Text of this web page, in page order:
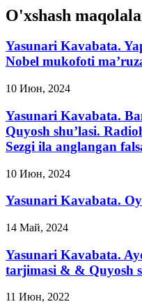
O'xshash
Yasunari Kavabata.
Nobel mukofoti
10 Июн, 2024
Yasunari Kavabata.
Quyosh shu’lasi.
Sezgi ila anglangan
10 Июн, 2024
Yasunari Kavabata.
14 Май, 2024
Yasunari Kavabata.
tarjimasi & & Quyosh
11 Июн, 2022